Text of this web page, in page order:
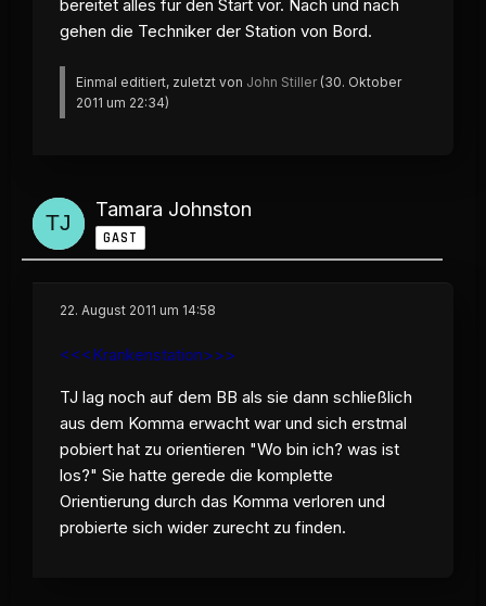
bereitet alles für den Start vor. Nach und nach
gehen die Techniker der Station von Bord.
Einmal editiert, zuletzt von John Stiller(30. Oktober
2011 um 22:34)
Tamara Johnston
GAST
22. August 2011 um 14:58
<<<Krankenstation>>>
TJ lag noch auf dem BB als sie dann schließlich
aus dem Komma erwacht war und sich erstmal
pobiert hat zu orientieren "Wo bin ich? was ist
los?" Sie hatte gerede die komplette
Orientierung durch das Komma verloren und
probierte sich wider zurecht zu finden.